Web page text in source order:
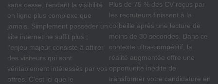
sans cesse, rendant la visibilité
en ligne plus complexe que
jamais. Simplement posséder un
site internet ne suffit plus ;
l’enjeu majeur consiste à attirer
des visiteurs qui sont
véritablement intéressés par vos
offres. C’est ici que le
Plus de 75 % des CV reçus par
les recruteurs finissent à la
corbeille après une lecture de
moins de 30 secondes. Dans ce
contexte ultra-compétitif, la
réalité augmentée offre une
opportunité inédite de
transformer votre candidature en